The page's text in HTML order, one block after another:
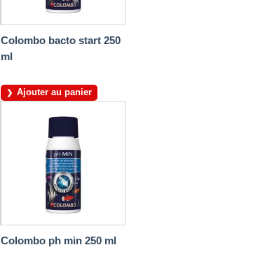
Colombo bacto start 250
ml
Ajouter au panier
Colombo ph min 250 ml